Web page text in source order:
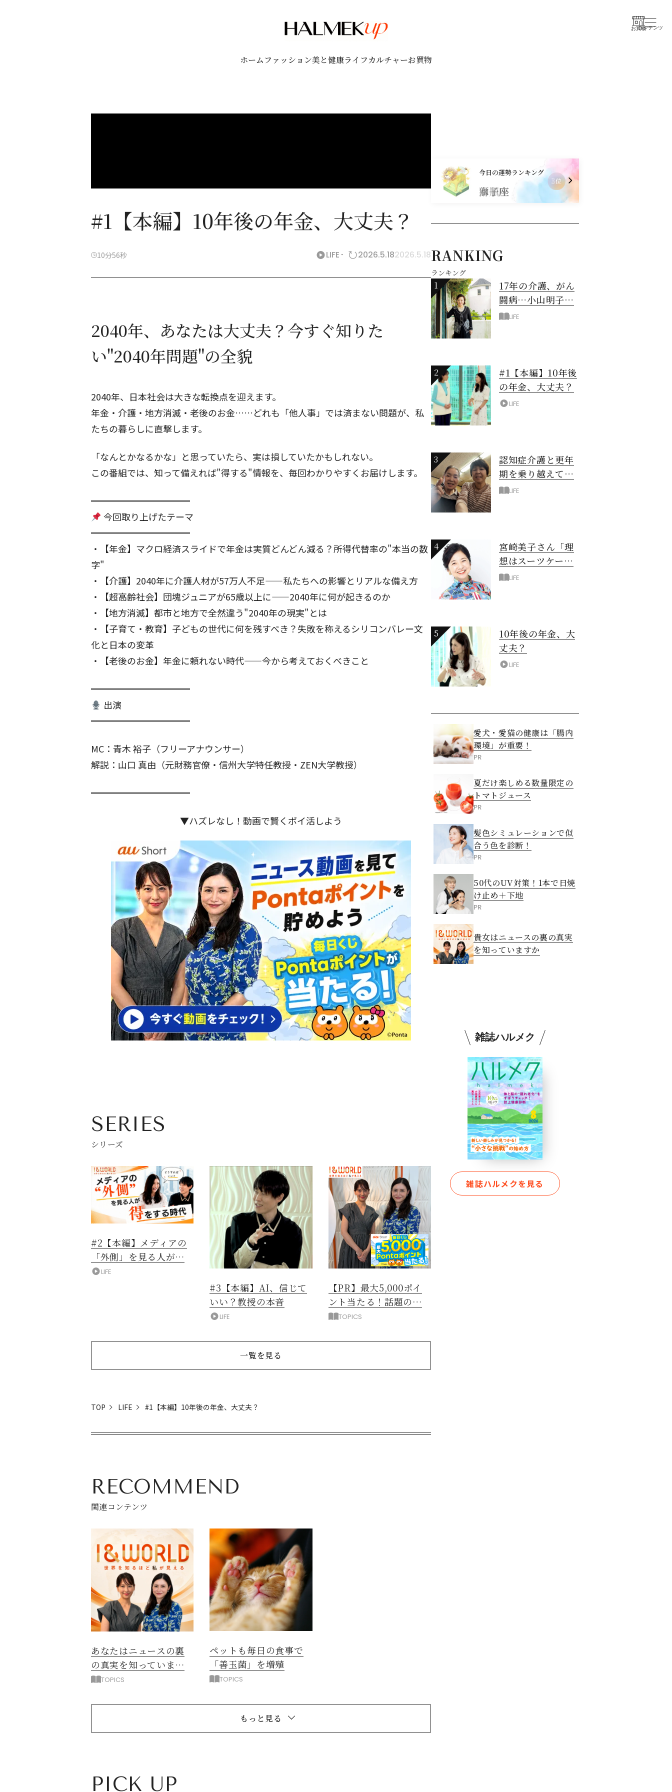
お買物コンテンツ
ホーム ファッション美と健康ライフカルチャーお買物
#1【本編】10年後の年金、大丈夫？
10分56秒 LIFE 2026.5.182026.5.18
2040年、あなたは大丈夫？今すぐ知りた
い"2040年問題"の全貌
2040年、日本社会は大きな転換点を迎えます。
年金・介護・地方消滅・老後のお金……どれも「他人事」では済まない問題が、私
たちの暮らしに直撃します。
「なんとかなるかな」と思っていたら、実は損していたかもしれない。
この番組では、知って備えれば"得する"情報を、毎回わかりやすくお届けします。
━━━━━━━━━━━
今回取り上げたテーマ
━━━━━━━━━━━
・【年金】マクロ経済スライドで年金は実質どんどん減る？所得代替率の"本当の数
字"
・【介護】2040年に介護人材が57万人不足——私たちへの影響とリアルな備え方
・【超高齢社会】団塊ジュニアが65歳以上に——2040年に何が起きるのか
・【地方消滅】都市と地方で全然違う"2040年の現実"とは
・【子育て・教育】子どもの世代に何を残すべき？失敗を称えるシリコンバレー文
化と日本の変革
・【老後のお金】年金に頼れない時代——今から考えておくべきこと
━━━━━━━━━━━
出演
━━━━━━━━━━━
MC：青木 裕子（フリーアナウンサー）
解説：山口 真由（元財務官僚・信州大学特任教授・ZEN大学教授）
━━━━━━━━━━━
▼ハズレなし！動画で賢くポイ活しよう
SERIES
シリーズ
#2【本編】メディアの
「外側」を見る人が得
をする時代
LIFE
#3【本編】AI、信じて
いい？教授の本音
LIFE
【PR】最大5,000ポイ
ント当たる！話題のニ
ュース動画で賢くポイ
TOPICS
一覧を見る
TOP LIFE #1【本編】10年後の年金、大丈夫？
RECOMMEND
関連コンテンツ
あなたはニュースの裏
の真実を知っています
か？TOPICS
ペットも毎日の食事で
「善玉菌」を増殖
TOPICS
もっと見る
PICK UP
今日の運勢ランキング
水瓶座
1位
RANKING
ランキング
1
17年の介護、がん
闘病…小山明子さ
ん「今満たされて
LIFE
2
#1【本編】10年後
の年金、大丈夫？
LIFE
3
認知症介護と更年
期を乗り越えて！
6年の「通い介
LIFE
4
宮崎美子さん「理
想はスーツケース
一つでどこへでも
LIFE
5
10年後の年金、大
丈夫？
LIFE
愛犬・愛猫の健康は「腸内
環境」が重要！
PR
夏だけ楽しめる数量限定の
トマトジュース
PR
髪色シミュレーションで似
合う色を診断！
PR
50代のUV対策！1本で日焼
け止め＋下地
PR
貴女はニュースの裏の真実
を知っていますか
雑誌ハルメク
雑誌ハルメクを見る